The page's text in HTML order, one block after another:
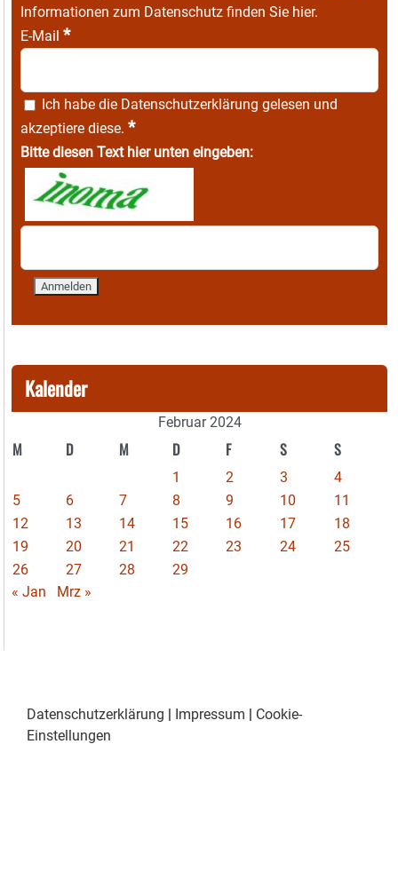
Informationen zum Datenschutz finden Sie hier.
E-Mail *
Ich habe die Datenschutzerklärung gelesen und
akzeptiere diese. *
Bitte diesen Text hier unten eingeben:
Kalender
Februar 2024
M D M D F S S
1 2 3
4
5
6 7 8 9 10
11
12
13 14 15 16 17
18
19
20 21 22 23 24
25
26
27 28
29
« Jan
Mrz »
Datenschutzerklärung | Impressum | Cookie-
Einstellungen